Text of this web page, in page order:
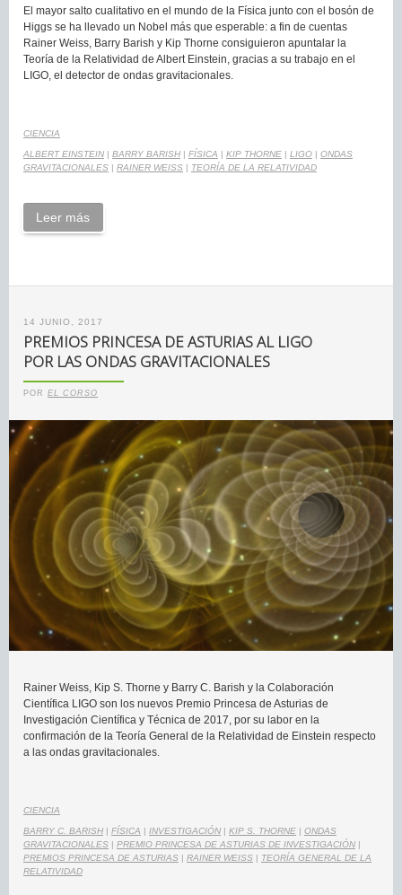
El mayor salto cualitativo en el mundo de la Física junto con el bosón de
Higgs se ha llevado un Nobel más que esperable: a fin de cuentas
Rainer Weiss, Barry Barish y Kip Thorne consiguieron apuntalar la
Teoría de la Relatividad de Albert Einstein, gracias a su trabajo en el
LIGO, el detector de ondas gravitacionales.
CIENCIA
ALBERT EINSTEIN | BARRY BARISH | FÍSICA | KIP THORNE | LIGO | ONDAS
GRAVITACIONALES | RAINER WEISS | TEORÍA DE LA RELATIVIDAD
Leer más
14 JUNIO, 2017
PREMIOS PRINCESA DE ASTURIAS AL LIGO
POR LAS ONDAS GRAVITACIONALES
POR EL CORSO
Rainer Weiss, Kip S. Thorne y Barry C. Barish y la Colaboración
Científica LIGO son los nuevos Premio Princesa de Asturias de
Investigación Científica y Técnica de 2017, por su labor en la
confirmación de la Teoría General de la Relatividad de Einstein respecto
a las ondas gravitacionales.
CIENCIA
BARRY C. BARISH | FÍSICA | INVESTIGACIÓN | KIP S. THORNE | ONDAS
GRAVITACIONALES | PREMIO PRINCESA DE ASTURIAS DE INVESTIGACIÓN |
PREMIOS PRINCESA DE ASTURIAS | RAINER WEISS | TEORÍA GENERAL DE LA
RELATIVIDAD